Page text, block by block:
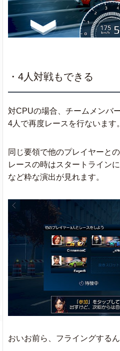
・4人対戦もできる
対CPUの場合、チームメンバ
4人で再度レースを行ないます
同じ要領で他のプレイヤーと
レースの時はスタートライン
など粋な演出が見れます。
おいお前ら、フライングするん